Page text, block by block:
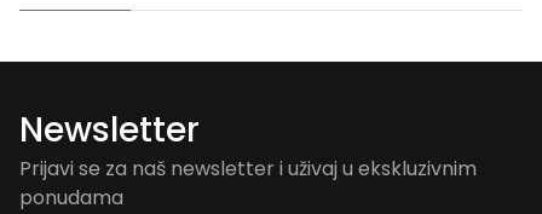
Newsletter
Prijavi se za naš newsletter i uživaj u ekskluzivnim
ponudama